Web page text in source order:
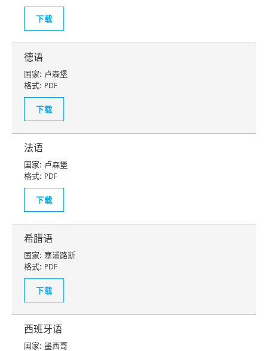
下载
德语
国家: 卢森堡
格式: PDF
下载
法语
国家: 卢森堡
格式: PDF
下载
希腊语
国家: 塞浦路斯
格式: PDF
下载
西班牙语
国家: 墨西哥